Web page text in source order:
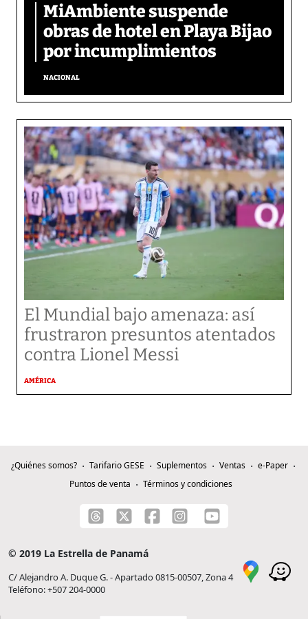
MiAmbiente suspende
obras de hotel en Playa Bijao
por incumplimientos
NACIONAL
El Mundial bajo amenaza: así
frustraron presuntos atentados
contra Lionel Messi
AMÉRICA
¿Quiénes somos? Tarifario GESE Suplementos Ventas
e-Paper
Puntos de venta
Términos y condiciones
© 2019 La Estrella de Panamá
C/ Alejandro A. Duque G. - Apartado 0815-00507, Zona 4
Teléfono: +507 204-0000